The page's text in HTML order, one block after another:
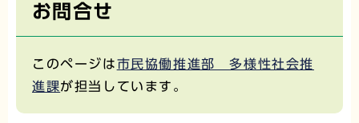
お問合せ
このページは市民協働推進部 多様性社会推
進課が担当しています。